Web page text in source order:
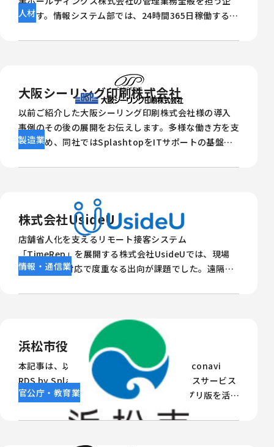
業です。情報システム部では、24時間365日稼働するヘ
本興業グループ全体のIT基盤を担っています。同社で
ツールが使えなくなるという課題の解決策として
Splashtopを採用しました。
人材
大阪シーリング印刷株式会社
以前ご紹介した大阪シーリング印刷株式会社様の導入
事例のその後の展開をお伝えします。多様な働き方を支
えるため、同社ではSplashtopをITサポートの基盤と
能とAR機能を組み合わせることで、物理的な距離や端
いサポート体制を実現しています。
製造業
株式会社UsideU
店舗省人化を支えるリモート接客システム
「TimeRep」を展開する株式会社UsideUでは、現場
PCの不具合対応で度重なる出向が課題でした。遠隔対
ス運用が可能な 「Splashtop」を導入し、業務効率化
長・貴島氏に伺いました。
情報・通信業
浜松市役所
本記事は、以前ご紹介した浜松市役所のmoconavi
RDS by Splashtop LGWANリモートアクセスサービス
アプリ版導入事例の続報です。これまでアプリ版を活用
しながらリモートワークを推進してきた同市ですが、
新たにWeb版を導入し、さらなる業務効率化と利便性
官公庁・教育業